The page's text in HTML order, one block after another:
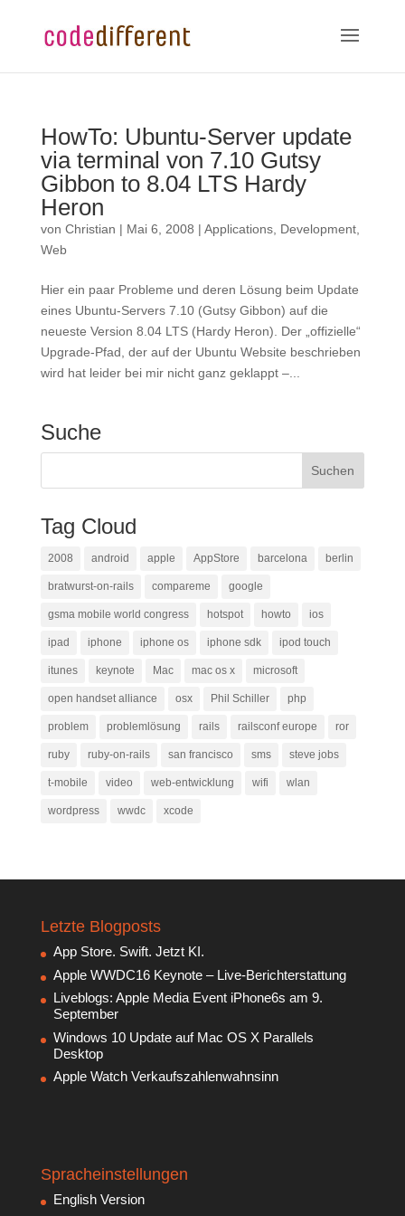
HowTo: Ubuntu-Server update
via terminal von 7.10 Gutsy
Gibbon to 8.04 LTS Hardy
Heron
von Christian | Mai 6, 2008 | Applications, Development,
Web
Hier ein paar Probleme und deren Lösung beim Update
eines Ubuntu-Servers 7.10 (Gutsy Gibbon) auf die
neueste Version 8.04 LTS (Hardy Heron). Der „offizielle“
Upgrade-Pfad, der auf der Ubuntu Website beschrieben
wird hat leider bei mir nicht ganz geklappt –...
Suche
Tag Cloud
2008 android apple AppStore barcelona berlin
bratwurst-on-rails compareme google
gsma mobile world congress hotspot howto ios
ipad iphone iphone os iphone sdk ipod touch
itunes keynote Mac mac os x microsoft
open handset alliance osx Phil Schiller php
problem problemlösung rails railsconf europe ror
ruby ruby-on-rails san francisco sms steve jobs
t-mobile video web-entwicklung wifi wlan
wordpress wwdc xcode
Letzte Blogposts
App Store. Swift. Jetzt KI.
Apple WWDC16 Keynote – Live-Berichterstattung
Liveblogs: Apple Media Event iPhone6s am 9.
September
Windows 10 Update auf Mac OS X Parallels
Desktop
Apple Watch Verkaufszahlenwahnsinn
Spracheinstellungen
English Version